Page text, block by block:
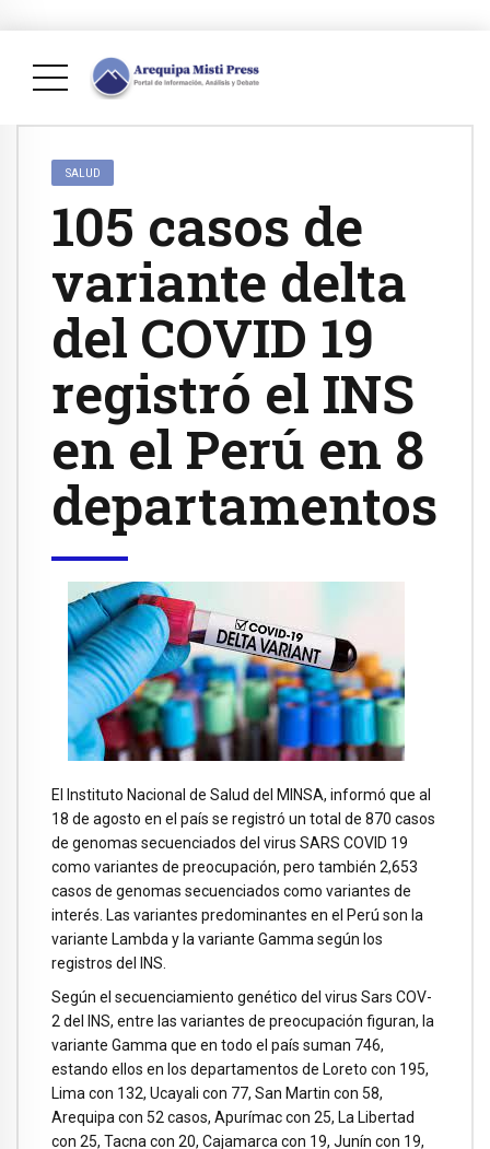
SALUD
105 casos de
variante delta
del COVID 19
registró el INS
en el Perú en 8
departamentos
El Instituto Nacional de Salud del MINSA, informó que al
18 de agosto en el país se registró un total de 870 casos
de genomas secuenciados del virus SARS COVID 19
como variantes de preocupación, pero también 2,653
casos de genomas secuenciados como variantes de
interés. Las variantes predominantes en el Perú son la
variante Lambda y la variante Gamma según los
registros del INS.
Según el secuenciamiento genético del virus Sars COV-
2 del INS, entre las variantes de preocupación figuran, la
variante Gamma que en todo el país suman 746,
estando ellos en los departamentos de Loreto con 195,
Lima con 132, Ucayali con 77, San Martin con 58,
Arequipa con 52 casos, Apurímac con 25, La Libertad
con 25, Tacna con 20, Cajamarca con 19, Junín con 19,